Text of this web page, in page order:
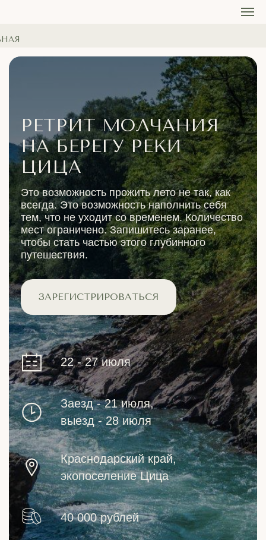
РЕТРИТ МОЛЧАНИЯ
НА БЕРЕГУ РЕКИ
ЦИЦА
Это возможность прожить лето не так, как
всегда. Это возможность наполнить себя
тем, что не уходит со временем. Количество
мест ограничено. Запишитесь заранее,
чтобы стать частью этого глубинного
путешествия.
ЗАРЕГИСТРИРОВАТЬСЯ
22 - 27 июля
Заезд - 21 июля,
выезд - 28 июля
Краснодарский край,
экопоселение Цица
40 000 рублей